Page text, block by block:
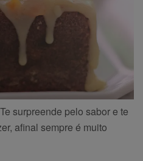
surpreende pelo sabor e te
afinal sempre é muito